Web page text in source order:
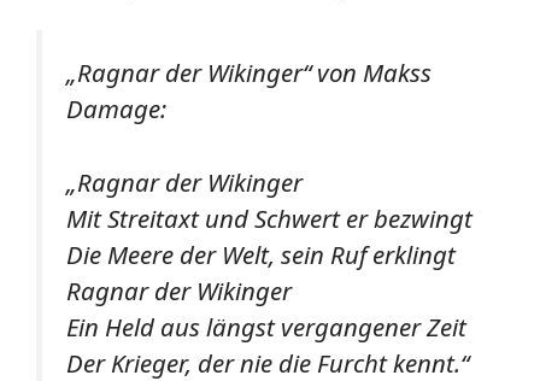
„Ragnar der Wikinger“ von Makss
Damage:
„Ragnar der Wikinger
Mit Streitaxt und Schwert er bezwingt
Die Meere der Welt, sein Ruf erklingt
Ragnar der Wikinger
Ein Held aus längst vergangener Zeit
Der Krieger, der nie die Furcht kennt.“